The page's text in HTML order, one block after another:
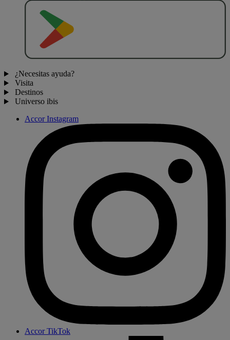
¿Necesitas ayuda?
Visita
Destinos
Universo ibis
Accor Instagram
Accor TikTok